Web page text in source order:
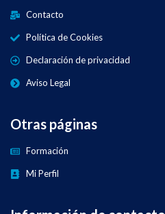
Contacto
Política de Cookies
Declaración de privacidad
Aviso Legal
Otras páginas
Formación
Mi Perfil